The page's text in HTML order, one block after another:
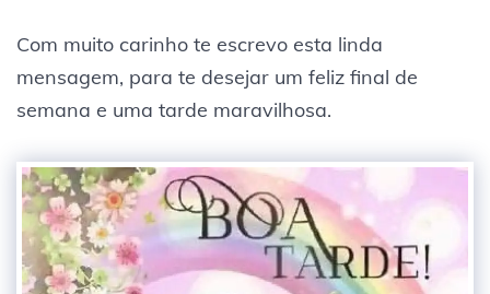
Com muito carinho te escrevo esta linda
mensagem, para te desejar um feliz final de
semana e uma tarde maravilhosa.